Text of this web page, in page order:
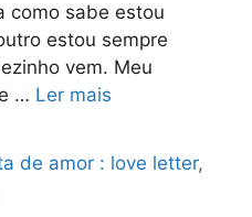
como sabe estou
estou sempre
vem. Meu
… Ler mais
de amor : love letter,